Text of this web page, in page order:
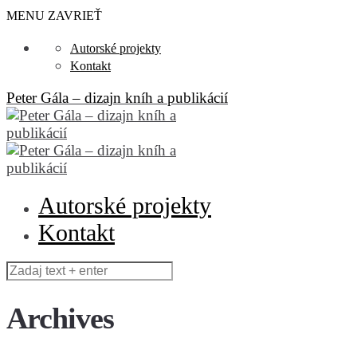
MENU ZAVRIEŤ
Autorské projekty
Kontakt
Peter Gála – dizajn kníh a publikácií
Autorské projekty
Kontakt
Archives